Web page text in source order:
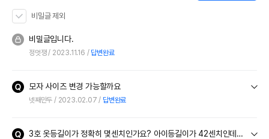
비밀글 제외
비밀글입니다.
정멋쟁 2023.11.16 답변완료
모자 사이즈 변경 가능할까요
넷째만두 2023.02.07 답변완료
3호 옷등길이가 정확히 몇센치인가요? 아이등길이가 42센치인데입힐수있다는건가요?